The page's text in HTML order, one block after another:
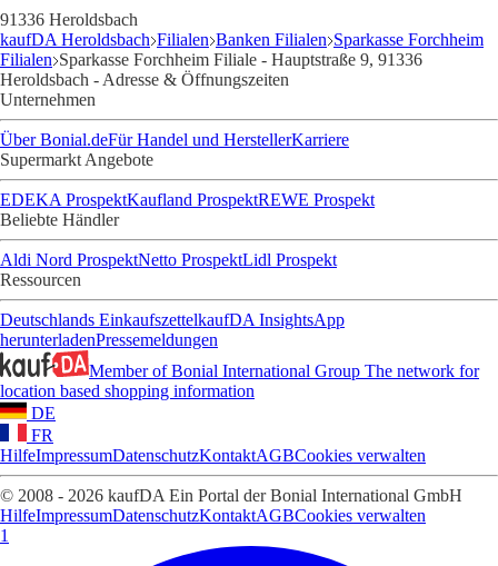
91336 Heroldsbach
kaufDA Heroldsbach Filialen Banken Filialen Sparkasse Forchheim
Filialen Sparkasse Forchheim Filiale - Hauptstraße 9, 91336
Heroldsbach - Adresse & Öffnungszeiten
Unternehmen
Über Bonial.deFür Handel und HerstellerKarriere
Supermarkt Angebote
EDEKA ProspektKaufland ProspektREWE Prospekt
Beliebte Händler
Aldi Nord ProspektNetto ProspektLidl Prospekt
Ressourcen
Deutschlands EinkaufszettelkaufDA InsightsApp
herunterladenPressemeldungen
Member of Bonial International Group The network for
location based shopping information
DE
FR
HilfeImpressumDatenschutzKontaktAGBCookies verwalten
© 2008 - 2026 kaufDA Ein Portal der Bonial International GmbH
HilfeImpressumDatenschutzKontaktAGBCookies verwalten
1